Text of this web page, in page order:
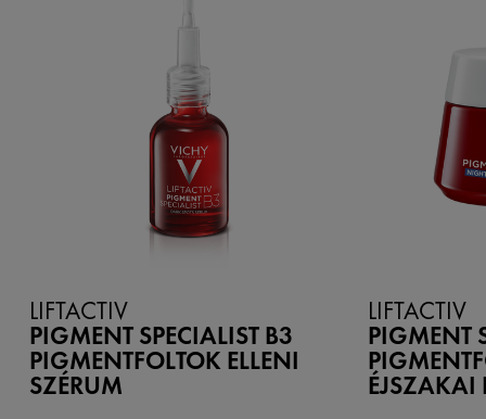
LIFTACTIV
PIGMENT SPECIALIST B3
PIGMENTFOLTOK ELLENI
SZÉRUM
LIFTACTIV
PIGMENT
ÉJSZAKAI